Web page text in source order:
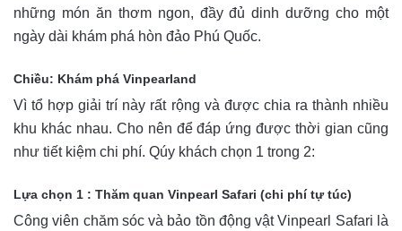
những món ăn thơm ngon, đầy đủ dinh dưỡng cho một
ngày dài khám phá hòn đảo Phú Quốc.
Chiều: Khám phá Vinpearland
Vì tổ hợp giải trí này rất rộng và được chia ra thành nhiều
khu khác nhau. Cho nên để đáp ứng được thời gian cũng
như tiết kiệm chi phí. Qúy khách chọn 1 trong 2:
Lựa chọn 1 : Thăm quan Vinpearl Safari (chi phí tự túc)
Công viên chăm sóc và bảo tồn động vật Vinpearl Safari là